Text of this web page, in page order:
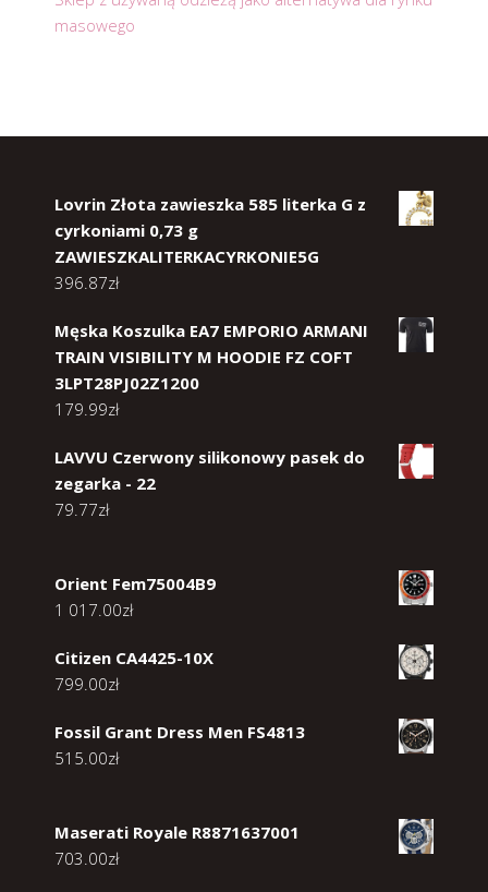
masowego
Lovrin Złota zawieszka 585 literka G z
cyrkoniami 0,73 g
ZAWIESZKALITERKACYRKONIE5G
396.87zł
Męska Koszulka EA7 EMPORIO ARMANI
TRAIN VISIBILITY M HOODIE FZ COFT
3LPT28PJ02Z1200
179.99zł
LAVVU Czerwony silikonowy pasek do
zegarka - 22
79.77zł
Orient Fem75004B9
1 017.00zł
Citizen CA4425-10X
799.00zł
Fossil Grant Dress Men FS4813
515.00zł
Maserati Royale R8871637001
703.00zł